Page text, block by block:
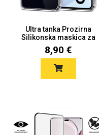
Ultra tanka Prozirna
Silikonska maskica za
Sam...
8,90 €
Gaming motivi